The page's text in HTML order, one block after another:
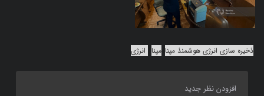
ذخیره سازی انرژی هوشمنذ مپنا مپنا انرژی‌
افزودن نظر جدید